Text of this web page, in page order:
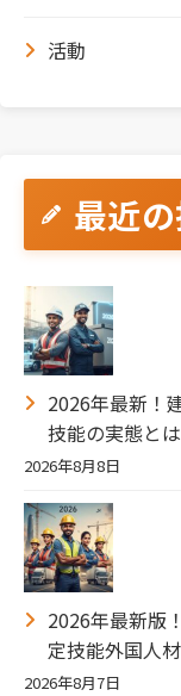
活動
最近
2026年最新！
技能の実態と
2026年8月8日
2026年最新版
定技能外国人
2026年8月7日